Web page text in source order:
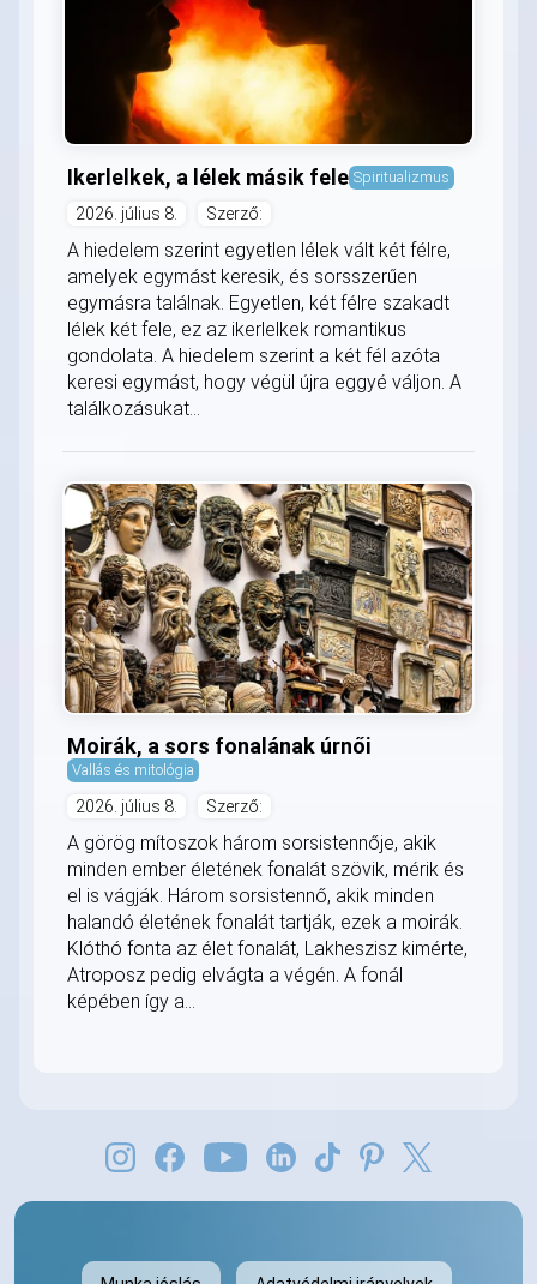
Ikerlelkek, a lélek másik fele Spiritualizmus
2026. július 8. Szerző:
A hiedelem szerint egyetlen lélek vált két félre,
amelyek egymást keresik, és sorsszerűen
egymásra találnak. Egyetlen, két félre szakadt
lélek két fele, ez az ikerlelkek romantikus
gondolata. A hiedelem szerint a két fél azóta
keresi egymást, hogy végül újra eggyé váljon. A
találkozásukat...
Moirák, a sors fonalának úrnői
Vallás és mitológia
2026. július 8. Szerző:
A görög mítoszok három sorsistennője, akik
minden ember életének fonalát szövik, mérik és
el is vágják. Három sorsistennő, akik minden
halandó életének fonalát tartják, ezek a moirák.
Klóthó fonta az élet fonalát, Lakheszisz kimérte,
Atroposz pedig elvágta a végén. A fonál
képében így a...